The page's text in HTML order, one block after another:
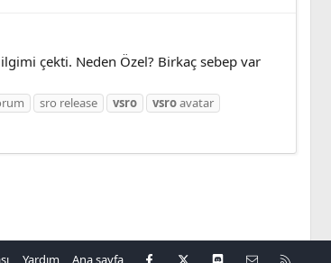
çekti. Neden Özel? Birkaç sebep var
sro release vsro vsroavatar
Yardım Ana sayfa Facebook
X Discord Bize ulaşın